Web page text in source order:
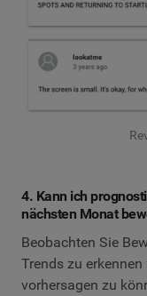
4. Kann ich
nächsten Monat
Beobachten Sie
Trends zu
vorhersagen zu